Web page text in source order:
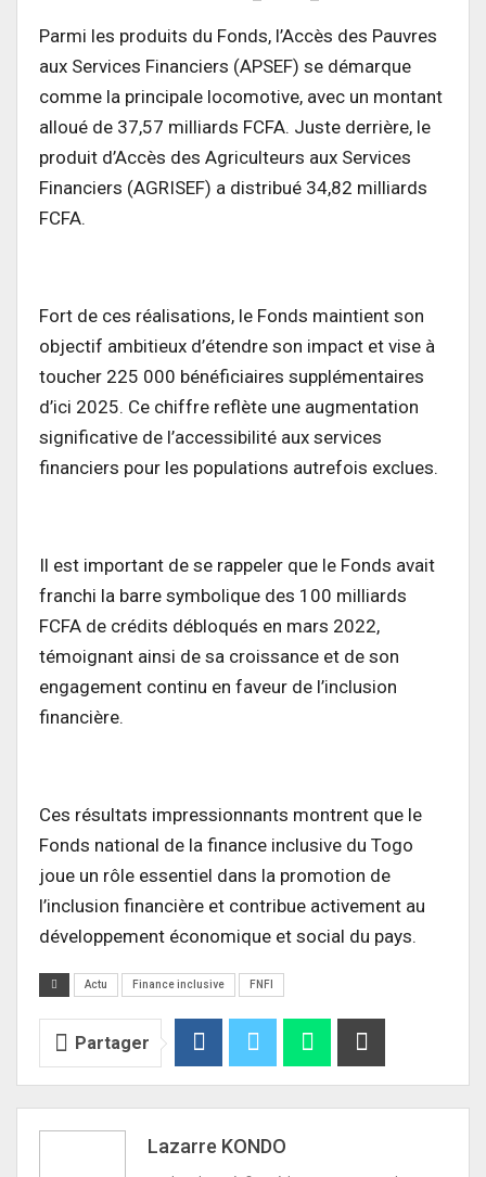
Parmi les produits du Fonds, l’Accès des Pauvres
aux Services Financiers (APSEF) se démarque
comme la principale locomotive, avec un montant
alloué de 37,57 milliards FCFA. Juste derrière, le
produit d’Accès des Agriculteurs aux Services
Financiers (AGRISEF) a distribué 34,82 milliards
FCFA.
Fort de ces réalisations, le Fonds maintient son
objectif ambitieux d’étendre son impact et vise à
toucher 225 000 bénéficiaires supplémentaires
d’ici 2025. Ce chiffre reflète une augmentation
significative de l’accessibilité aux services
financiers pour les populations autrefois exclues.
Il est important de se rappeler que le Fonds avait
franchi la barre symbolique des 100 milliards
FCFA de crédits débloqués en mars 2022,
témoignant ainsi de sa croissance et de son
engagement continu en faveur de l’inclusion
financière.
Ces résultats impressionnants montrent que le
Fonds national de la finance inclusive du Togo
joue un rôle essentiel dans la promotion de
l’inclusion financière et contribue activement au
développement économique et social du pays.
Actu Finance inclusive FNFI
Partager
Lazarre KONDO